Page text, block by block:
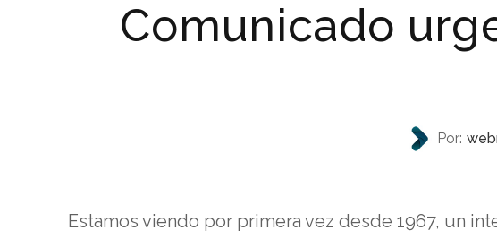
Comunicado
Por:
Estamos viendo por primera vez desde 1967, un